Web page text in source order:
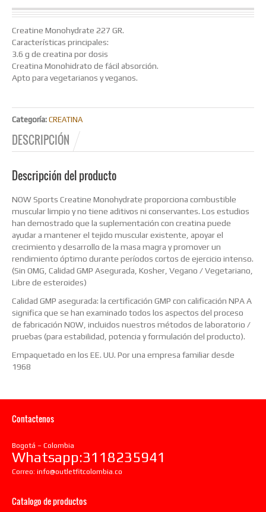
Creatine Monohydrate 227 GR.
Características principales:
3.6 g de creatina por dosis
Creatina Monohidrato de fácil absorción.
Apto para vegetarianos y veganos.
Categoría: CREATINA
DESCRIPCIÓN
Descripción del producto
NOW Sports Creatine Monohydrate proporciona combustible
muscular limpio y no tiene aditivos ni conservantes. Los estudios
han demostrado que la suplementación con creatina puede
ayudar a mantener el tejido muscular existente, apoyar el
crecimiento y desarrollo de la masa magra y promover un
rendimiento óptimo durante períodos cortos de ejercicio intenso.
(Sin OMG, Calidad GMP Asegurada, Kosher, Vegano / Vegetariano,
Libre de esteroides)
Calidad GMP asegurada: la certificación GMP con calificación NPA A
significa que se han examinado todos los aspectos del proceso
de fabricación NOW, incluidos nuestros métodos de laboratorio /
pruebas (para estabilidad, potencia y formulación del producto).
Empaquetado en los EE. UU. Por una empresa familiar desde
1968
Contactenos
Bogotá – Colombia
Whatsapp:3118235941
Correo: info@outletfitcolombia.co
Catalogo de productos